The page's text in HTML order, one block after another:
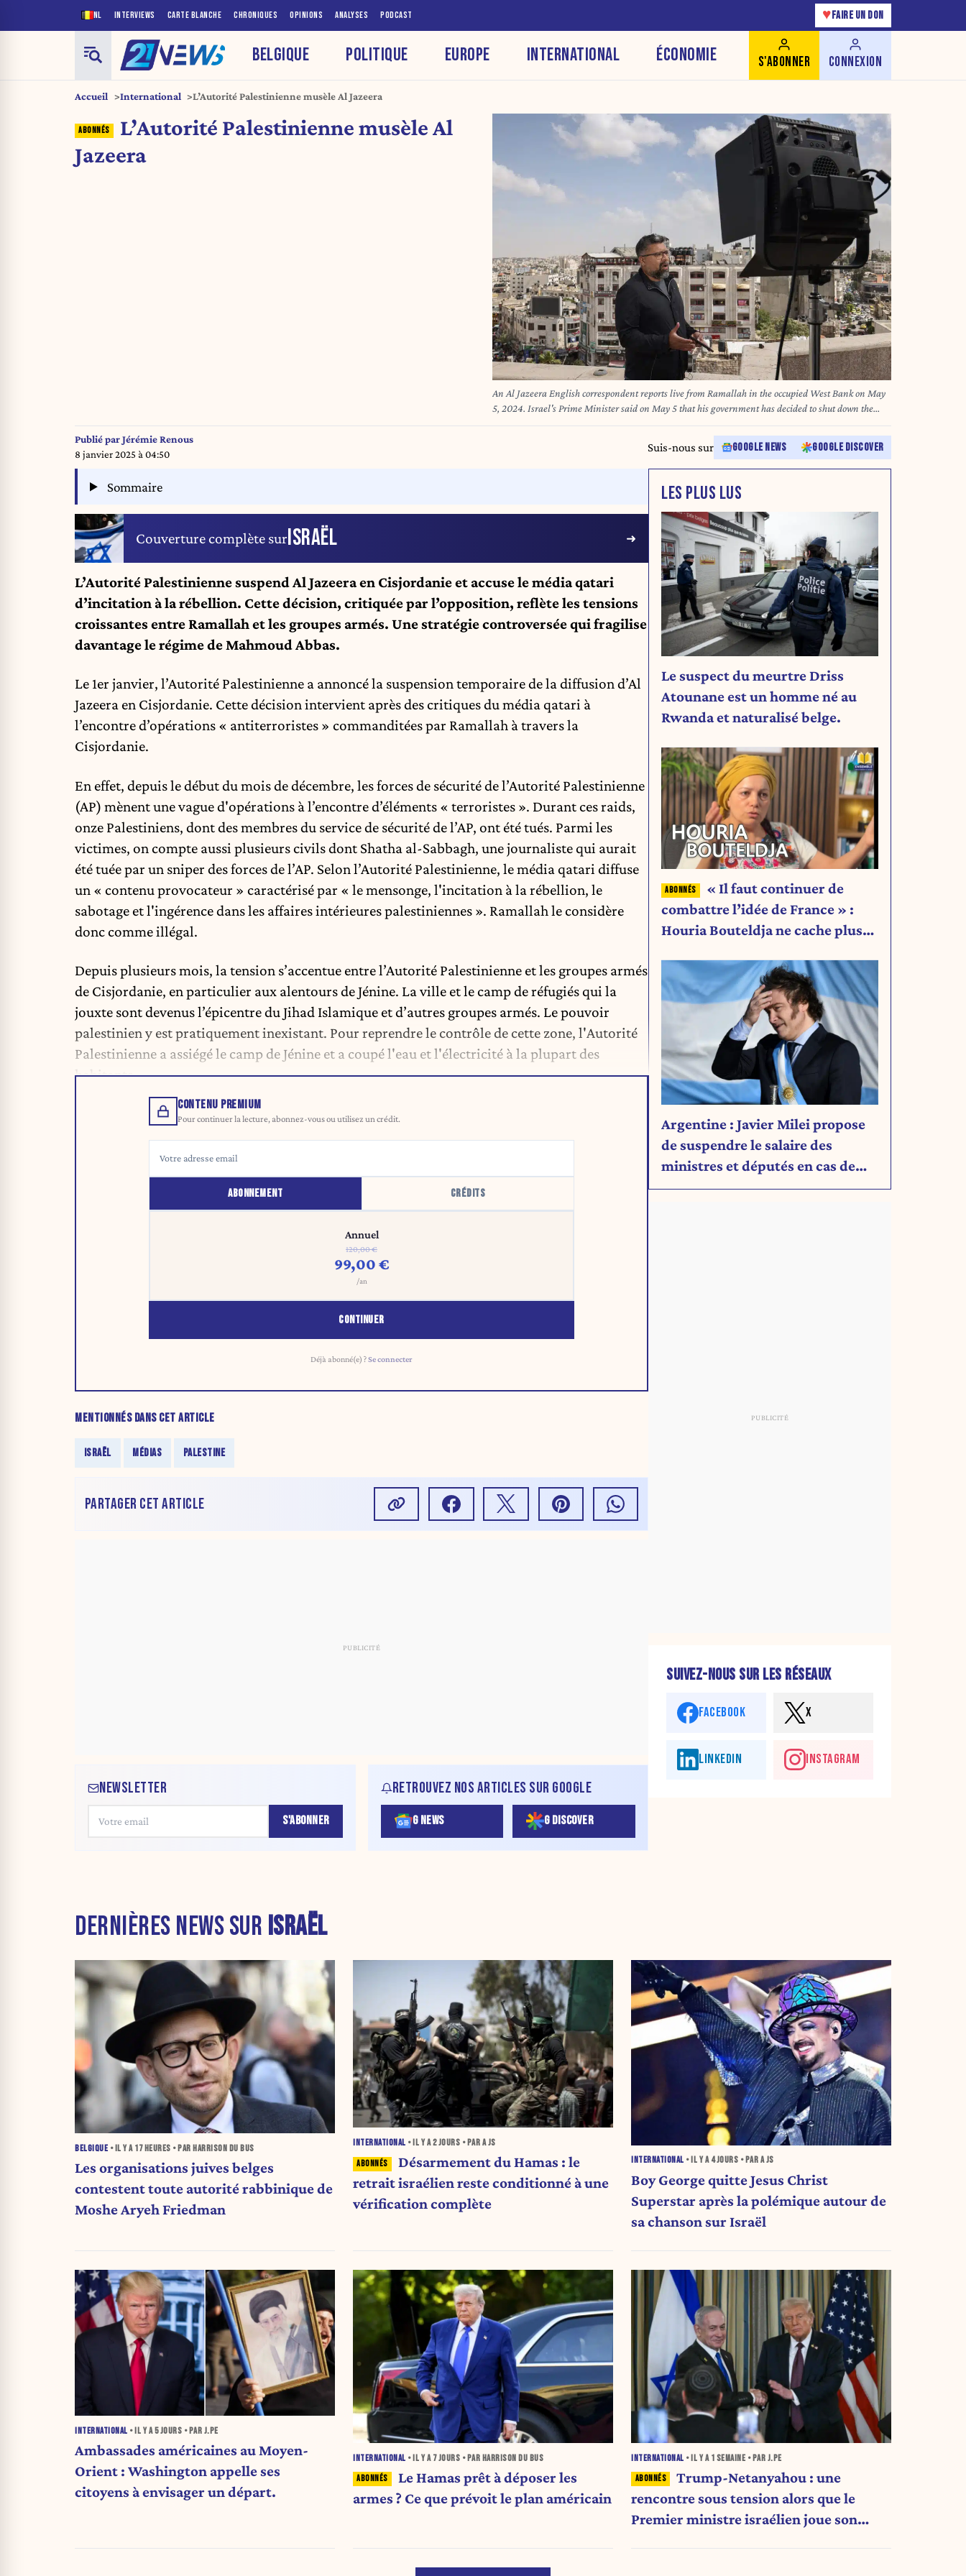
NL INTERVIEWS CARTE BLANCHE CHRONIQUES OPINIONS ANALYSES PODCAST ♥ FAIRE UN DON
BELGIQUE POLITIQUE EUROPE INTERNATIONAL ÉCONOMIE S'ABONNER CONNEXION
Accueil International L’Autorité Palestinienne musèle Al Jazeera
L’Autorité Palestinienne musèle Al
Jazeera
An Al Jazeera English correspondent reports live from Ramallah in the occupied West Bank on May
5, 2024. Israel's Prime Minister said on May 5 that his government has decided to shut down the
Qatar-based news channel Al Jazeera, with which his administration has had a long-running feud.
Publié parJérémie Renous
8 janvier 2025 à 04:50
Suis-nous sur GOOGLE NEWS GOOGLE DISCOVER
Sommaire
Couverture complète surISRAËL
L’Autorité Palestinienne suspend Al Jazeera en Cisjordanie et accuse le média qatari
d’incitation à la rébellion. Cette décision, critiquée par l’opposition, reflète les tensions
croissantes entre Ramallah et les groupes armés. Une stratégie controversée qui fragilise
davantage le régime de Mahmoud Abbas.
Le 1er janvier, l’Autorité Palestinienne a annoncé la suspension temporaire de la diffusion d’Al
Jazeera en Cisjordanie. Cette décision intervient après des critiques du média qatari à
l’encontre d’opérations « antiterroristes » commanditées par Ramallah à travers la
Cisjordanie.
En effet, depuis le début du mois de décembre, les forces de sécurité de l’Autorité Palestinienne
(AP) mènent une vague d'opérations à l’encontre d’éléments « terroristes ». Durant ces raids,
onze Palestiniens, dont des membres du service de sécurité de l’AP, ont été tués. Parmi les
victimes, on compte aussi plusieurs civils dont Shatha al-Sabbagh, une journaliste qui aurait
été tuée par un sniper des forces de l’AP. Selon l’Autorité Palestinienne, le média qatari diffuse
un « contenu provocateur » caractérisé par « le mensonge, l'incitation à la rébellion, le
sabotage et l'ingérence dans les affaires intérieures palestiniennes ». Ramallah le considère
donc comme illégal.
Depuis plusieurs mois, la tension s’accentue entre l’Autorité Palestinienne et les groupes armés
de Cisjordanie, en particulier aux alentours de Jénine. La ville et le camp de réfugiés qui la
jouxte sont devenus l’épicentre du Jihad Islamique et d’autres groupes armés. Le pouvoir
palestinien y est pratiquement inexistant. Pour reprendre le contrôle de cette zone, l'Autorité
Palestinienne a assiégé le camp de Jénine et a coupé l'eau et l'électricité à la plupart des
habitants.
CONTENU PREMIUM
Pour continuer la lecture, abonnez-vous ou utilisez un crédit.
ABONNEMENT CRÉDITS
Annuel
120,00 €
99,00 €
/an
CONTINUER
Déjà abonné(e) ?Se connecter
MENTIONNÉS DANS CET ARTICLE
ISRAËL MÉDIAS PALESTINE
PARTAGER CET ARTICLE
NEWSLETTER
S'ABONNER
RETROUVEZ NOS ARTICLES SUR GOOGLE
G NEWS G DISCOVER
LES PLUS LUS
Le suspect du meurtre Driss
Atounane est un homme né au
Rwanda et naturalisé belge.
« Il faut continuer de
combattre l’idée de France » :
Houria Bouteldja ne cache plus
Argentine : Javier Milei propose
de suspendre le salaire des
ministres et députés en cas de
déficit budgétaire
SUIVEZ-NOUS SUR LES RÉSEAUX
FACEBOOK X
LINKEDIN INSTAGRAM
DERNIÈRES NEWS SUR ISRAËL
BELGIQUE • IL Y A 17 HEURES • PAR HARRISON DU BUS
Les organisations juives belges
contestent toute autorité rabbinique de
Moshe Aryeh Friedman
INTERNATIONAL • IL Y A2 JOURS • PAR A JS
Désarmement du Hamas : le
retrait israélien reste conditionné à une
vérification complète
INTERNATIONAL • IL Y A 4 JOURS • PAR A JS
Boy George quitte Jesus Christ
Superstar après la polémique autour de
sa chanson sur Israël
INTERNATIONAL • IL Y A5 JOURS • PAR J.PE
Ambassades américaines au Moyen-
Orient : Washington appelle ses
citoyens à envisager un départ.
INTERNATIONAL • IL Y A 7 JOURS • PAR HARRISON DU BUS
Le Hamas prêt à déposer les
armes ? Ce que prévoit le plan américain
INTERNATIONAL • IL Y A 1 SEMAINE • PAR J.PE
Trump-Netanyahou : une
rencontre sous tension alors que le
Premier ministre israélien joue son